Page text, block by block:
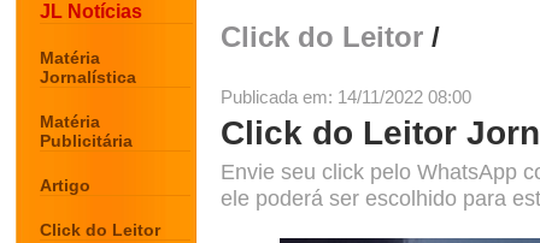
JL Notícias
Matéria
Jornalística
Matéria
Publicitária
Artigo
Click do Leitor
Click do Leitor /
Publicada em: 14/11/2022 08:00
Click do Leitor
Envie seu click pelo WhatsApp
ele poderá ser escolhido para